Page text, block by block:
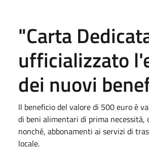
"Carta
ufficializzato
dei nuovi
Il beneficio del valore di 500 euro è
di beni alimentari di prima necessità,
nonché, abbonamenti ai servizi di
locale.